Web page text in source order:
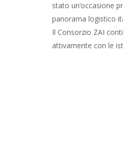
stato un’occasione
panorama logistico
Il Consorzio ZAI
attivamente con le